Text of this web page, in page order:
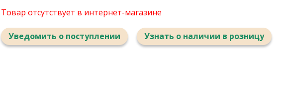
Товар отсутствует в интернет-магазине
Уведомить о поступлении Узнать о наличии в розницу